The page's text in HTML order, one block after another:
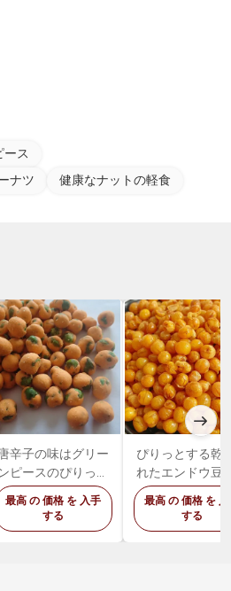
ース
ナツ
健康なナットの軽食
辛子の味はグリー
ンピースのぴりっと
る上塗を施してあ
る緑の割れたエンド
ウ豆を焼いた
最高 の 価格 を 入手
する
ぴりっとする乾
れたエンドウ豆
色エンドウ豆を
たグリーンピー
軽食の歯応えが
最高 の 価格 を
する